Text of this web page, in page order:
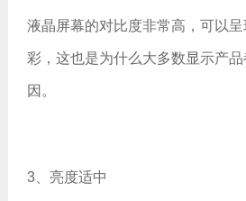
液晶屏幕的对比度非常高，可以
彩，这也是为什么大多数显示产
因。
3、亮度适中